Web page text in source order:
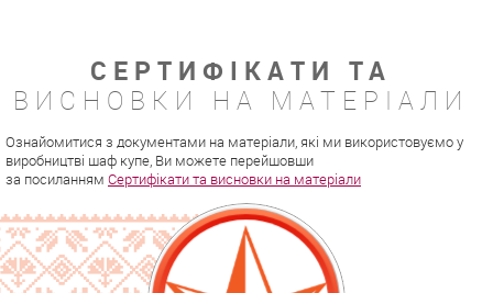
СЕРТИФІКАТИ ТА
ВИСНОВКИ НА МАТЕРІАЛИ
Ознайомитися з документами на матеріали, які ми використовуємо у
виробництві шаф купе, Ви можете перейшовши
за посиланням Сертифікати та висновки на матеріали